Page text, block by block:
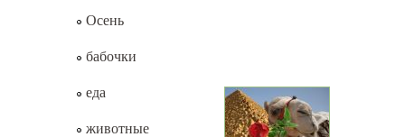
Осень
бабочки
еда
животные